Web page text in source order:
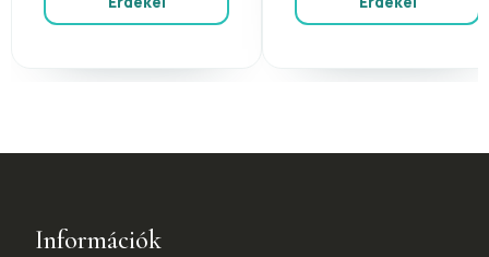
Információk